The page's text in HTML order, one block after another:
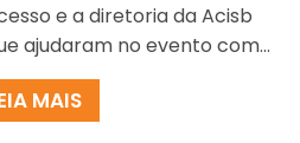
e a diretoria da Acisb
ajudaram no evento com...
MAIS